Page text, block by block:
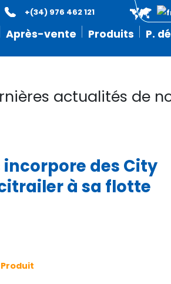
Après-vente Produits P.
+(34) 976 462 121
actualités de
incorpore des City
à sa flotte
Produit